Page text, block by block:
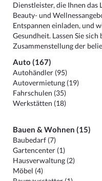
Dienstleister, die Ihnen das
Beauty- und
Entspannen einladen, und
Gesundheit. Lassen Sie
Zusammenstellung der
Auto (167)
Autohändler (95)
Autovermietung (19)
Fahrschulen (35)
Werkstätten (18)
Bauen & Wohnen (15)
Baubedarf (7)
Gartencenter (1)
Hausverwaltung (2)
Möbel (4)